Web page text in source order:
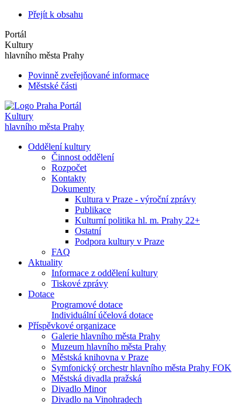
Přejít k obsahu
Portál
Kultury
hlavního města Prahy
Povinně zveřejňované informace
Městské části
Portál
Kultury
hlavního města Prahy
Oddělení kultury
Činnost oddělení
Rozpočet
Kontakty
Dokumenty
Kultura v Praze - výroční zprávy
Publikace
Kulturní politika hl. m. Prahy 22+
Ostatní
Podpora kultury v Praze
FAQ
Aktuality
Informace z oddělení kultury
Tiskové zprávy
Dotace
Programové dotace
Individuální účelová dotace
Příspěvkové organizace
Galerie hlavního města Prahy
Muzeum hlavního města Prahy
Městská knihovna v Praze
Symfonický orchestr hlavního města Prahy FOK
Městská divadla pražská
Divadlo Minor
Divadlo na Vinohradech